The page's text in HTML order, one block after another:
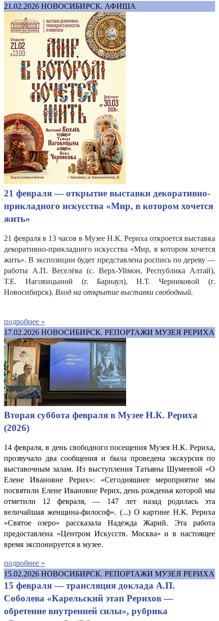
21.02.2026 НОВОСИБИРСК. АФИША
21 февраля — открытие выставки декоративно-
прикладного искусства «Мир, в котором хочется
жить»
21 февраля в 13 часов в Музее Н.К. Рериха откроется выставка
декоративно-прикладного искусства «Мир, в котором хочется
жить». В экспозиции будет представлена роспись по дереву —
работы А.П. Веселёва (с. Верх-Уймон, Республика Алтай),
Т.Е. Наговицыной (г. Барнаул), Н.Т. Черниковой (г.
Новосибирск). Вход на открытие выставки свободный.
подробнее »
17.02.2026 НОВОСИБИРСК. РЕПОРТАЖИ МУЗЕЯ РЕРИХА
Вторая суббота февраля в Музее Н.К. Рериха
(2026)
14 февраля, в день свободного посещения Музея Н.К. Рериха,
прозвучало два сообщения и была проведена экскурсия по
выставочным залам. Из выступления Татьяны Шумеевой «О
Елене Ивановне Рерих»: «Сегодняшнее мероприятие мы
посвятили Елене Ивановне Рерих, день рожденья которой мы
отметили 12 февраля, — 147 лет назад родилась эта
величайшая женщина-философ». (...) О картине Н.К. Рериха
«Святое озеро» рассказала Надежда Жарий. Эта работа
предоставлена «Центром Искусств. Москва» и в настоящее
время экспонируется в музее.
подробнее »
15.02.2026 НОВОСИБИРСК. РЕПОРТАЖИ МУЗЕЯ РЕРИХА
15 февраля — трансляция доклада А.П.
Соболева «Карельский этап Рерихов —
обретение внутренней силы», рубрика